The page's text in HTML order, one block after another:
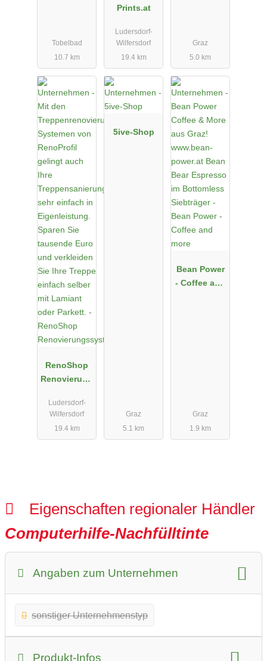
Tobelbad
10.7 km
Prints.at
Ludersdorf-
Wilfersdorf
19.4 km
Graz
5.0 km
RenoShop
Renovierung
Ludersdorf-
Wilfersdorf
19.4 km
5ive-Shop
Graz
5.1 km
Bean Power
- Coffee and
Graz
1.9 km
Eigenschaften regionaler Händler
Computerhilfe-Nachfülltinte
Angaben zum Unternehmen
sonstiger Unternehmenstyp
Produkt-Infos